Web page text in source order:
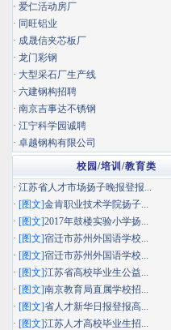
· 爱仁活动房厂
· 同旺铝业
· 成晟信夹芯板厂
· 龙门彩钢
· 大型采石厂生产线
· 六建钢构招聘
· 南京吉事达不锈钢
· 江宁科学园诚聘
· 卓越钢构有限公司
校园/培训/教育类
· 江苏省人才市场扬子晚报登报...
· [图文]金肯职业技术学院扬子...
· [图文]2017年鼓楼实验小学扬...
· [图文]宿迁市苏州外国语学校...
· [图文]宿迁市苏州外国语学校...
· [图文]江苏省高校毕业生公益...
· [图文]南京教育局直属学校招...
· [图文]省人才新华日报登报高...
· [图文]江苏人才高校毕业生招...